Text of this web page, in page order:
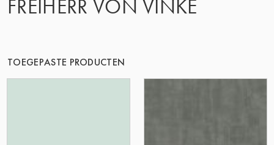
FREIHERR VON VINKE
TOEGEPASTE PRODUCTEN